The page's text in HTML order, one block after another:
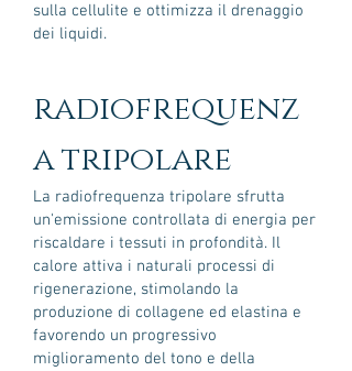
sulla cellulite e ottimizza il drenaggio
dei liquidi.
radiofrequenz
a tripolare
La radiofrequenza tripolare sfrutta
un'emissione controllata di energia per
riscaldare i tessuti in profondità. Il
calore attiva i naturali processi di
rigenerazione, stimolando la
produzione di collagene ed elastina e
favorendo un progressivo
miglioramento del tono e della